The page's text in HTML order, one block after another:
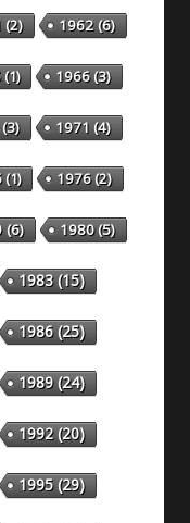
(2) 1962(6)
(1) 1966(3)
(3) 1971 (4)
(1) 1976(2)
(6) 1980(5)
1983(15)
1986(25)
1989(24)
1992(20)
1995(29)